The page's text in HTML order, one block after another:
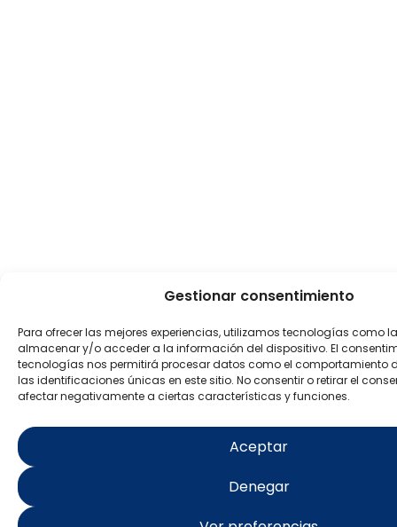
Gestionar consentimiento
Para ofrecer las mejores experiencias, utilizamos tecnologías como
almacenar y/o acceder a la información del dispositivo. El
tecnologías nos permitirá procesar datos como el comportamiento
las identificaciones únicas en este sitio. No consentir o retirar el
afectar negativamente a ciertas características y funciones.
Aceptar
Denegar